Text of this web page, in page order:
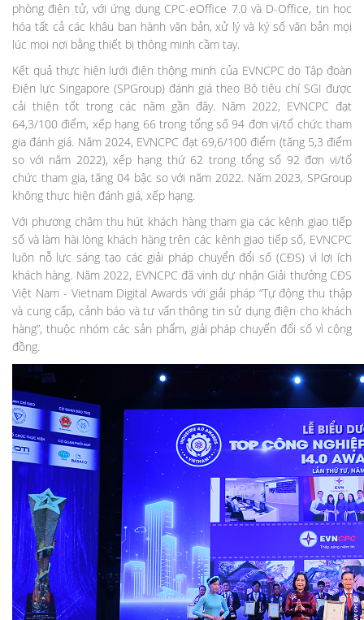
phòng điện tử, với ứng dụng CPC-eOffice 7.0 và D-Office, tin học
hóa tất cả các khâu ban hành văn bản, xử lý và ký số văn bản mọi
lúc mọi nơi bằng thiết bị thông minh cầm tay.
Kết quả thực hiện lưới điện thông minh của EVNCPC do Tập đoàn
Điện lực Singapore (SPGroup) đánh giá theo Bộ tiêu chí SGI được
cải thiện tốt trong các năm gần đây. Năm 2022, EVNCPC đạt
64,3/100 điểm, xếp hạng 66 trong tổng số 94 đơn vị/tổ chức tham
gia đánh giá. Năm 2024, EVNCPC đạt 69,6/100 điểm (tăng 5,3 điểm
so với năm 2022), xếp hạng thứ 62 trong tổng số 92 đơn vị/tổ
chức tham gia, tăng 04 bậc so với năm 2022. Năm 2023, SPGroup
không thực hiện đánh giá, xếp hạng.
Với phương châm thu hút khách hàng tham gia các kênh giao tiếp
số và làm hài lòng khách hàng trên các kênh giao tiếp số, EVNCPC
luôn nỗ lực sáng tạo các giải pháp chuyển đổi số (CĐS) vì lợi ích
khách hàng. Năm 2022, EVNCPC đã vinh dự nhận Giải thưởng CĐS
Việt Nam - Vietnam Digital Awards với giải pháp “Tự động thu thập
và cung cấp, cảnh báo và tư vấn thông tin sử dụng điện cho khách
hàng”, thuộc nhóm các sản phẩm, giải pháp chuyển đổi số vì cộng
đồng.